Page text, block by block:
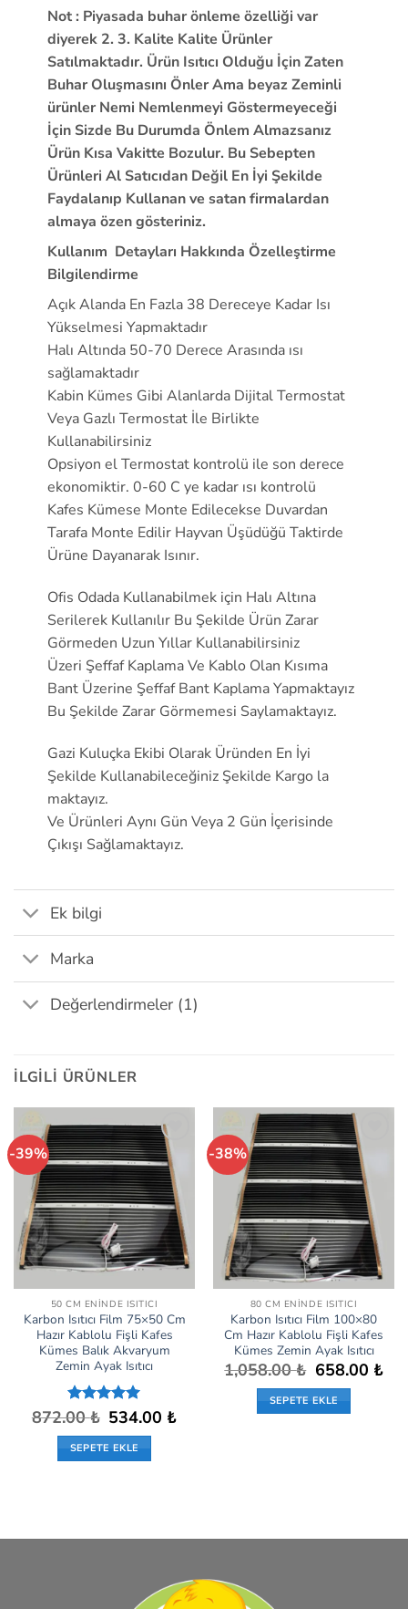
Not : Piyasada buhar önleme özelliği var
diyerek 2. 3. Kalite Kalite Ürünler
Satılmaktadır. Ürün Isıtıcı Olduğu İçin Zaten
Buhar Oluşmasını Önler Ama beyaz Zeminli
ürünler Nemi Nemlenmeyi Göstermeyeceği
İçin Sizde Bu Durumda Önlem Almazsanız
Ürün Kısa Vakitte Bozulur. Bu Sebepten
Ürünleri Al Satıcıdan Değil En İyi Şekilde
Faydalanıp Kullanan ve satan firmalardan
almaya özen gösteriniz.
Kullanım Detayları Hakkında Özelleştirme
Bilgilendirme
Açık Alanda En Fazla 38 Dereceye Kadar Isı
Yükselmesi Yapmaktadır
Halı Altında 50-70 Derece Arasında ısı
sağlamaktadır
Kabin Kümes Gibi Alanlarda Dijital Termostat
Veya Gazlı Termostat İle Birlikte
Kullanabilirsiniz
Opsiyon el Termostat kontrolü ile son derece
ekonomiktir. 0-60 C ye kadar ısı kontrolü
Kafes Kümese Monte Edilecekse Duvardan
Tarafa Monte Edilir Hayvan Üşüdüğü Taktirde
Ürüne Dayanarak Isınır.
Ofis Odada Kullanabilmek için Halı Altına
Serilerek Kullanılır Bu Şekilde Ürün Zarar
Görmeden Uzun Yıllar Kullanabilirsiniz
Üzeri Şeffaf Kaplama Ve Kablo Olan Kısıma
Bant Üzerine Şeffaf Bant Kaplama Yapmaktayız
Bu Şekilde Zarar Görmemesi Saylamaktayız.
Gazi Kuluçka Ekibi Olarak Üründen En İyi
Şekilde Kullanabileceğiniz Şekilde Kargo la
maktayız.
Ve Ürünleri Aynı Gün Veya 2 Gün İçerisinde
Çıkışı Sağlamaktayız.
Ek bilgi
Marka
Değerlendirmeler (1)
İLGILI ÜRÜNLER
-39%
İstek
Listeme
Ekle
50 CM ENINDE ISITICI
Karbon Isıtıcı Film 75×50 Cm
Hazır Kablolu Fişli Kafes
Kümes Balık Akvaryum
Zemin Ayak Isıtıcı
5 üzerinden
oy aldı
872.00₺ Orijinal
fiyat:
872.00 ₺.
534.00 ₺andaki
SEPETE EKLE
-38%
İstek
Listeme
Ekle
80 CM ENINDE ISITICI
Karbon Isıtıcı Film 100×80
Cm Hazır Kablolu Fişli Kafes
Kümes Zemin Ayak Isıtıcı
1,058.00₺ Orijinal
fiyat:
1,058.00 ₺.
658.00 ₺
SEPETE EKLE